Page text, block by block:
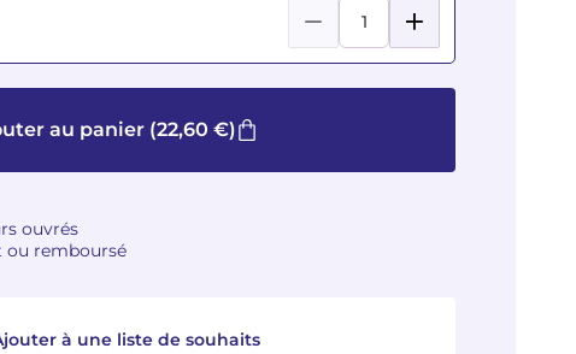
au panier (22,60 €)
ouvrés
ou remboursé
à une liste de souhaits